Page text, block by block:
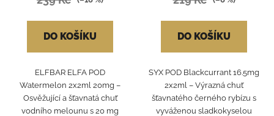
DO KOŠÍKU
ELFBAR ELFA POD
Watermelon 2x2ml 20mg –
Osvěžující a šťavnatá chuť
vodního melounu s 20 mg
DO KOŠÍKU
SYX POD Blackcurrant 16.5mg
2x2ml – Výrazná chuť
šťavnatého černého rybízu s
vyváženou sladkokyselou